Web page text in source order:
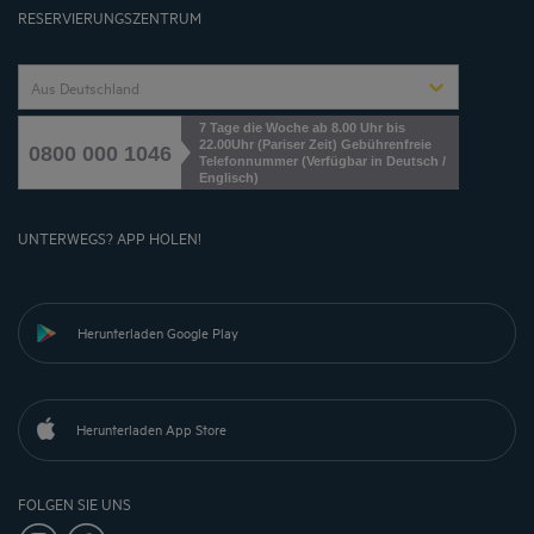
RESERVIERUNGSZENTRUM
Aus Deutschland
0800 000 1046
7 Tage die Woche ab 8.00 Uhr bis
22.00Uhr (Pariser Zeit) Gebührenfreie
Telefonnummer (Verfügbar in Deutsch /
Englisch)
UNTERWEGS? APP HOLEN!
Herunterladen Google Play
Herunterladen App Store
FOLGEN SIE UNS